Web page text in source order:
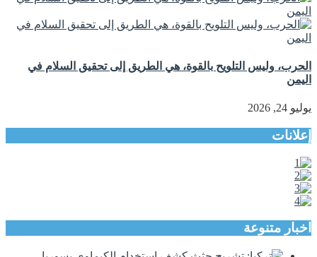
الحرب، وليس التلويح بالقوة، هي الطريق إلى تحقيق السلام في
اليمن
يوليو 24, 2026
إعلانات
اخبار متنوعة